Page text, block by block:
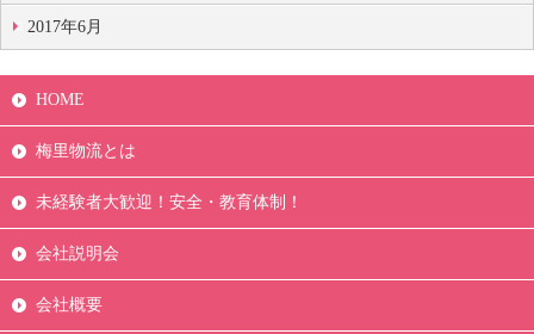
2017年6月
HOME
梅里物流とは
未経験者大歓迎！安全・教育体制！
会社説明会
会社概要